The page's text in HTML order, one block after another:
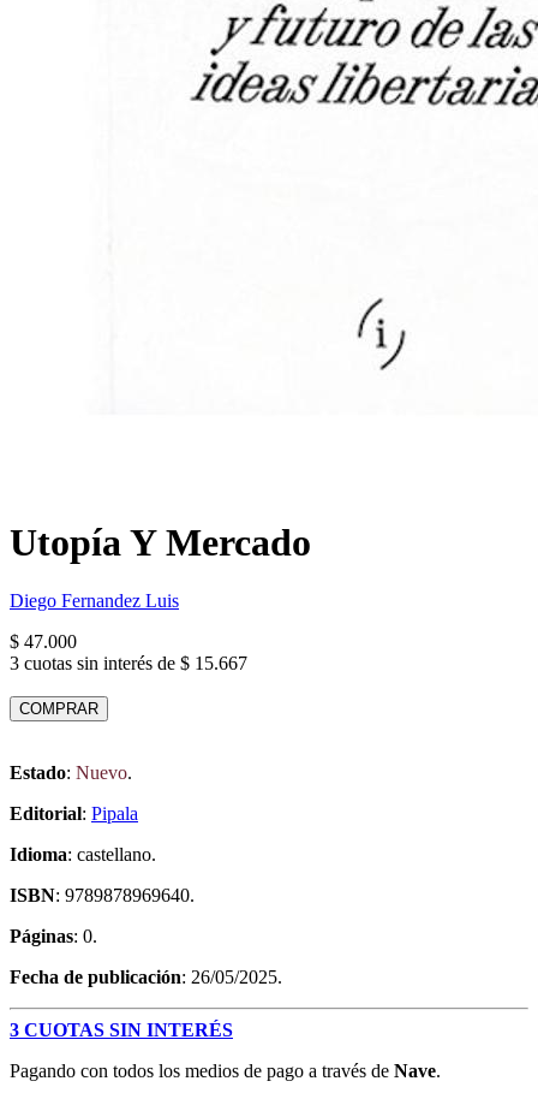
Utopía Y Mercado
Diego Fernandez Luis
$ 47.000
3 cuotas sin interés de $ 15.667
COMPRAR
Estado: Nuevo.
Editorial: Pipala
Idioma: castellano.
ISBN: 9789878969640.
Páginas: 0.
Fecha de publicación: 26/05/2025.
3 CUOTAS SIN INTERÉS
Pagando con todos los medios de pago a través de Nave.